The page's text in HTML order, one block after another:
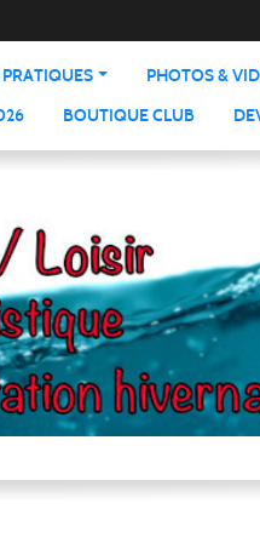
PHOTOS &
BOUTIQUE CLUB